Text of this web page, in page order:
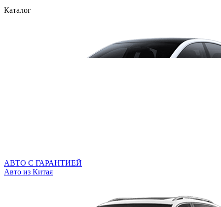
Каталог
АВТО С ГАРАНТИЕЙ
Авто из Китая